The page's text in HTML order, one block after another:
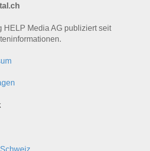
HELP Media AG publiziert seit